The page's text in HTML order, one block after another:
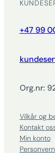
+47 99
Org.nr:
Vilkår og
Kontakt
Min konto